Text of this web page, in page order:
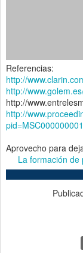
Referencias:
http://
http://
http://
http://
Aprovecho para
La formación